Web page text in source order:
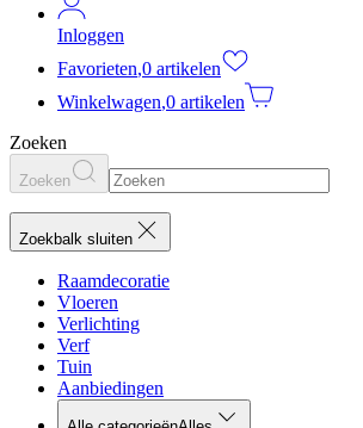
Inloggen
Favorieten,0 artikelen
Winkelwagen,0 artikelen
Zoeken
Zoeken
Zoekbalk sluiten
Raamdecoratie
Vloeren
Verlichting
Verf
Tuin
Aanbiedingen